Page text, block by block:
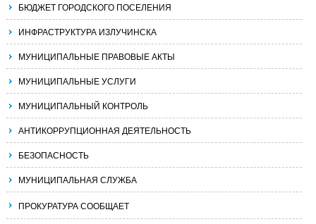
БЮДЖЕТ ГОРОДСКОГО ПОСЕЛЕНИЯ
ИНФРАСТРУКТУРА ИЗЛУЧИНСКА
МУНИЦИПАЛЬНЫЕ ПРАВОВЫЕ АКТЫ
МУНИЦИПАЛЬНЫЕ УСЛУГИ
МУНИЦИПАЛЬНЫЙ КОНТРОЛЬ
АНТИКОРРУПЦИОННАЯ ДЕЯТЕЛЬНОСТЬ
БЕЗОПАСНОСТЬ
МУНИЦИПАЛЬНАЯ СЛУЖБА
ПРОКУРАТУРА СООБЩАЕТ